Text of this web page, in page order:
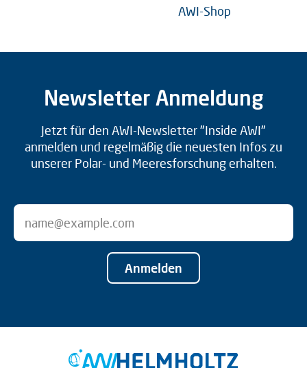
AWI-Shop
Newsletter Anmeldung
Jetzt für den AWI-Newsletter "Inside AWI"
anmelden und regelmäßig die neuesten Infos zu
unserer Polar- und Meeresforschung erhalten.
Anmelden